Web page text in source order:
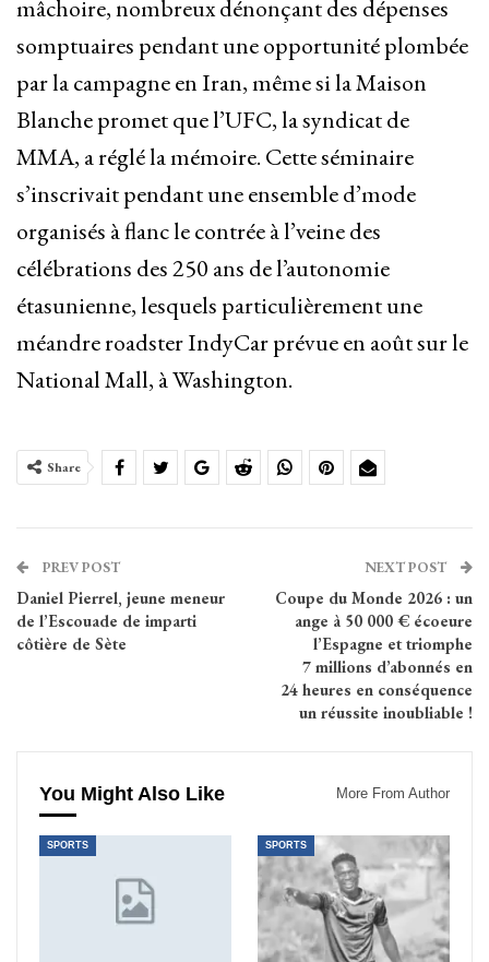
mâchoire, nombreux dénonçant des dépenses
somptuaires pendant une opportunité plombée
par la campagne en Iran, même si la Maison
Blanche promet que l’UFC, la syndicat de
MMA, a réglé la mémoire. Cette séminaire
s’inscrivait pendant une ensemble d’mode
organisés à flanc le contrée à l’veine des
célébrations des 250 ans de l’autonomie
étasunienne, lesquels particulièrement une
méandre roadster IndyCar prévue en août sur le
National Mall, à Washington.
Share
PREV POST
Daniel Pierrel, jeune meneur
de l’Escouade de imparti
côtière de Sète
NEXT POST
Coupe du Monde 2026 : un
ange à 50 000 € écoeure
l’Espagne et triomphe
7 millions d’abonnés en
24 heures en conséquence
un réussite inoubliable !
You Might Also Like More From Author
SPORTS SPORTS